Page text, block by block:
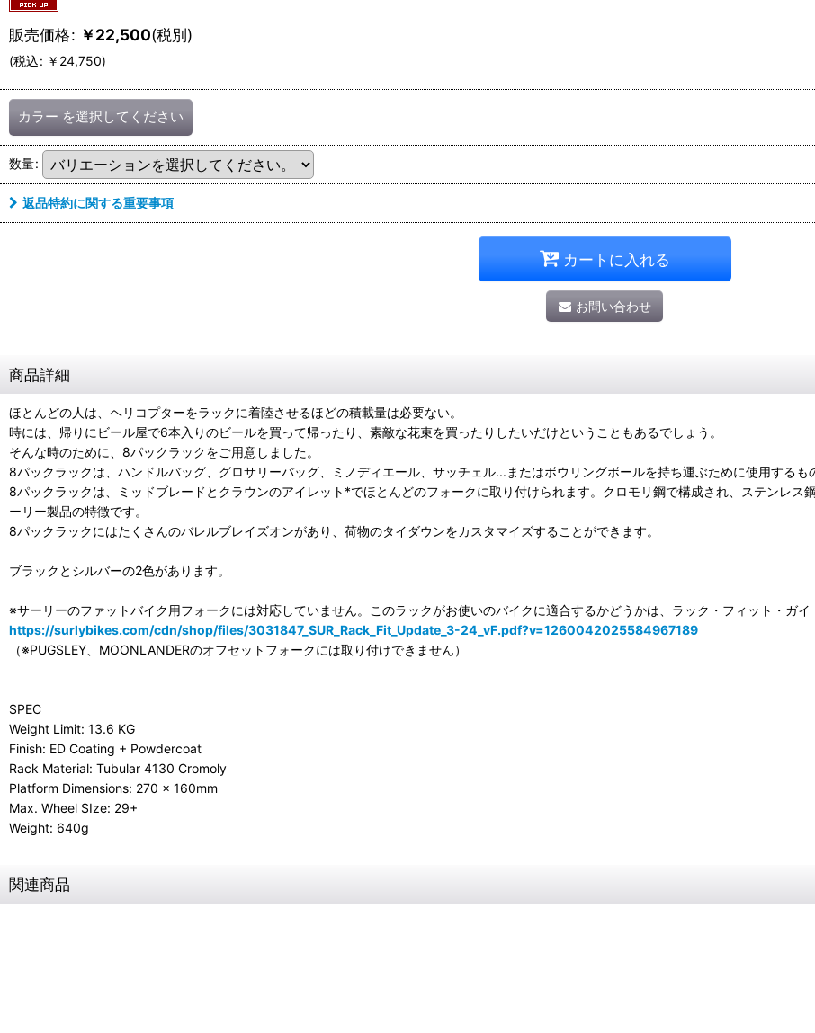
販売価格: ￥22,500(税別)
(税込: ￥ 24,750)
カラー を選択してください
数量:
返品特約に関する重要事項
カートに入れる
お問い合わせ
商品詳細
ほとんどの人は、ヘリコプターをラックに着陸させるほどの積載量は必要ない。
時には、帰りにビール屋で6本入りのビールを買って帰ったり、素敵な花束を買ったりしたいだけということもあるでしょう。
そんな時のために、8パックラックをご用意しました。
8パックラックは、ハンドルバッグ、グロサリーバッグ、ミノディエール、サッチェル...またはボウリングボールを持ち運ぶために使用するも
8パックラックは、ミッドブレードとクラウンのアイレット*でほとんどのフォークに取り付けられます。クロモリ鋼で構成され、ステンレ
ーリー製品の特徴です。
8パックラックにはたくさんのバレルブレイズオンがあり、荷物のタイダウンをカスタマイズすることができます。
ブラックとシルバーの2色があります。
※サーリーのファットバイク用フォークには対応していません。このラックがお使いのバイクに適合するかどうかは、ラック・フィット・ガイ
https://surlybikes.com/cdn/shop/files/3031847_SUR_Rack_Fit_Update_3-24_vF.pdf?v=1260042025584967189
（※PUGSLEY、MOONLANDERのオフセットフォークには取り付けできません）
SPEC
Weight Limit: 13.6 KG
Finish: ED Coating + Powdercoat
Rack Material: Tubular 4130 Cromoly
Platform Dimensions: 270 x 160mm
Max. Wheel SIze: 29+
Weight: 640g
関連商品